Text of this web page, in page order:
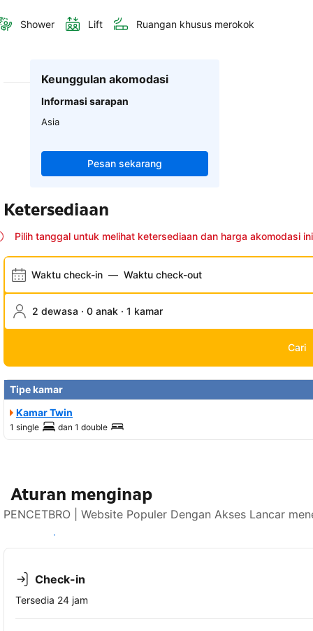
Shower Lift Ruangan khusus merokok
Keunggulan akomodasi
Informasi sarapan
Asia
Pesan sekarang
Ketersediaan
Pilih tanggal untuk melihat ketersediaan dan harga akomodasi ini
Waktu check-in — Waktu check-out
2 dewasa · 0 anak · 1 kamar
Cari
Tipe kamar
Kamar Twin
1 single dan 1 double
Aturan menginap
PENCETBRO | Website Populer Dengan Akses Lancar
Lihat ketersediaan
Check-in
Tersedia 24 jam